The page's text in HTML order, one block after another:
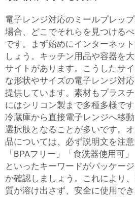
電子レンジ対応のミールプレッ
場合、どこでそれらを見つける
です。まず始めにインターネッ
しょう。キッチン用品や容器を
サイトがあります。こうしたサ
な形状やサイズの電子レンジ対
提供しています。素材もプラス
にはシリコン製まで多種多様で
冷蔵庫から直接電子レンジへ移
選択肢となることが多いです。
品については、必ず説明文を注
「BPAフリー」「食洗器使用可
といったキーワードがパッケー
か確認しましょう。これにより
質が溶け出さず、安全に使用で